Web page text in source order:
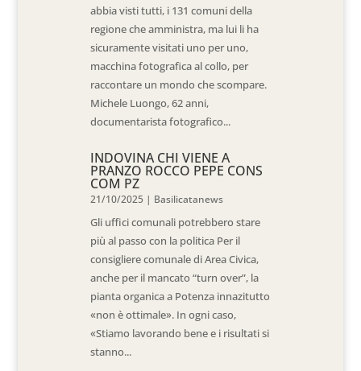
abbia visti tutti, i 131 comuni della
regione che amministra, ma lui li ha
sicuramente visitati uno per uno,
macchina fotografica al collo, per
raccontare un mondo che scompare.
Michele Luongo, 62 anni,
documentarista fotografico...
INDOVINA CHI VIENE A
PRANZO ROCCO PEPE CONS
COM PZ
21/10/2025 | Basilicatanews
Gli uffici comunali potrebbero stare
più al passo con la politica Per il
consigliere comunale di Area Civica,
anche per il mancato “turn over”, la
pianta organica a Potenza innazitutto
«non è ottimale». In ogni caso,
«Stiamo lavorando bene e i risultati si
stanno...